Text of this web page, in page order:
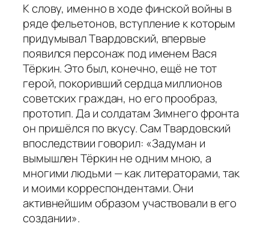
К слову, именно в ходе финской войны в
ряде фельетонов, вступление к которым
придумывал Твардовский, впервые
появился персонаж под именем Вася
Тёркин. Это был, конечно, ещё не тот
герой, покоривший сердца миллионов
советских граждан, но его прообраз,
прототип. Да и солдатам Зимнего фронта
он пришёлся по вкусу. Сам Твардовский
впоследствии говорил: «Задуман и
вымышлен Тёркин не одним мною, а
многими людьми — как литераторами, так
и моими корреспондентами. Они
активнейшим образом участвовали в его
создании».